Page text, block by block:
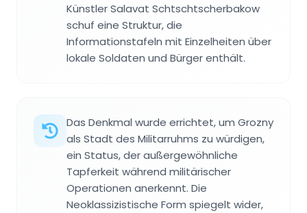
Künstler Salavat Schtschtscherbakow
schuf eine Struktur, die
Informationstafeln mit Einzelheiten über
lokale Soldaten und Bürger enthält.
Das Denkmal wurde errichtet, um Grozny
als Stadt des Militarruhms zu würdigen,
ein Status, der außergewöhnliche
Tapferkeit während militärischer
Operationen anerkennt. Die
Neoklassizistische Form spiegelt wider,